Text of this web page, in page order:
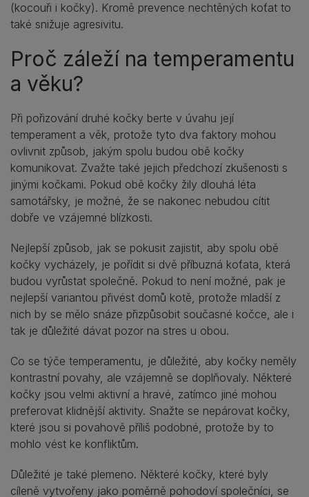
(kocouři i kočky). Kromě prevence nechtěných koťat to
také snižuje agresivitu.
Proč záleží na temperamentu
a věku?
Při pořizování druhé kočky berte v úvahu její
temperament a věk, protože tyto dva faktory mohou
ovlivnit způsob, jakým spolu budou obě kočky
komunikovat. Zvažte také jejich předchozí zkušenosti s
jinými kočkami. Pokud obě kočky žily dlouhá léta
samotářsky, je možné, že se nakonec nebudou cítit
dobře ve vzájemné blízkosti.
Nejlepší způsob, jak se pokusit zajistit, aby spolu obě
kočky vycházely, je pořídit si dvě příbuzná koťata, která
budou vyrůstat společně. Pokud to není možné, pak je
nejlepší variantou přivést domů kotě, protože mladší z
nich by se mělo snáze přizpůsobit současné kočce, ale i
tak je důležité dávat pozor na stres u obou.
Co se týče temperamentu, je důležité, aby kočky neměly
kontrastní povahy, ale vzájemně se doplňovaly. Některé
kočky jsou velmi aktivní a hravé, zatímco jiné mohou
preferovat klidnější aktivity. Snažte se nepárovat kočky,
které jsou si povahově příliš podobné, protože by to
mohlo vést ke konfliktům.
Důležité je také plemeno. Některé kočky, které byly
cíleně vytvořeny jako poměrně pohodoví společníci, se